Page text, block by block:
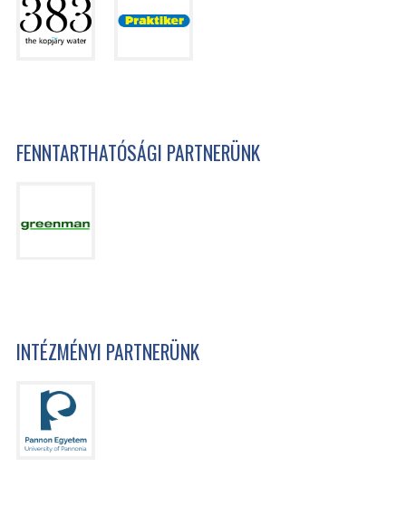
FENNTARTHATÓSÁGI PARTNERÜNK
INTÉZMÉNYI PARTNERÜNK